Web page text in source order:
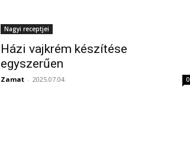
Nagyi receptjei
Házi vajkrém készítése
egyszerűen
Zamat - 2025.07.04. 0